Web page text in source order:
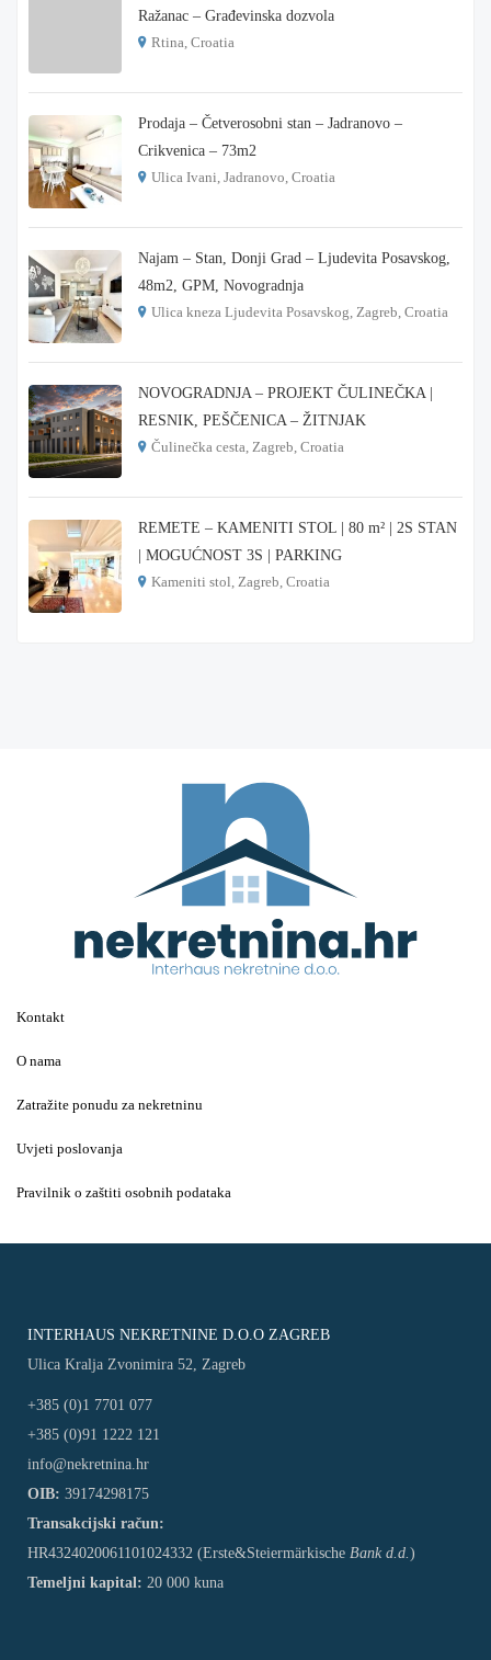
Ražanac – Građevinska dozvola
Rtina, Croatia
Prodaja – Četverosobni stan – Jadranovo –
Crikvenica – 73m2
Ulica Ivani, Jadranovo, Croatia
Najam – Stan, Donji Grad – Ljudevita Posavskog,
48m2, GPM, Novogradnja
Ulica kneza Ljudevita Posavskog, Zagreb, Croatia
NOVOGRADNJA – PROJEKT ČULINEČKA |
RESNIK, PEŠČENICA – ŽITNJAK
Čulinečka cesta, Zagreb, Croatia
REMETE – KAMENITI STOL | 80 m² | 2S STAN
| MOGUĆNOST 3S | PARKING
Kameniti stol, Zagreb, Croatia
Kontakt
O nama
Zatražite ponudu za nekretninu
Uvjeti poslovanja
Pravilnik o zaštiti osobnih podataka
INTERHAUS NEKRETNINE D.O.O ZAGREB
Ulica Kralja Zvonimira 52, Zagreb
+385 (0)1 7701 077
+385 (0)91 1222 121
info@nekretnina.hr
OIB: 39174298175
Transakcijski račun:
HR4324020061101024332 (Erste&Steiermärkische Bank d.d.)
Temeljni kapital: 20 000 kuna